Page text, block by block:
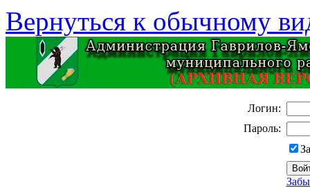
Вернуться к обычному
Логин:
Пароль: